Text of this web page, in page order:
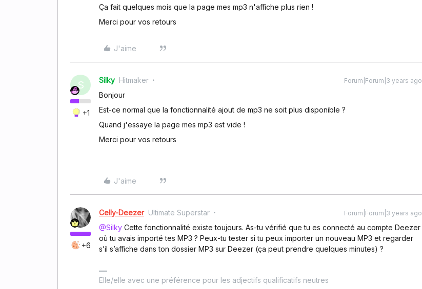
Ça fait quelques mois que la page mes mp3 n'affiche plus rien !
Merci pour vos retours
J'aime
S
+1
Silky Hitmaker Forum|Forum|3 years ago
Bonjour
Est-ce normal que la fonctionnalité ajout de mp3 ne soit plus disponible ?
Quand j'essaye la page mes mp3 est vide !
Merci pour vos retours
J'aime
+6
Celly-Deezer Ultimate Superstar Forum|Forum|3 years ago
@Silky Cette fonctionnalité existe toujours. As-tu vérifié que tu es connecté au compte Deezer
où tu avais importé tes MP3 ? Peux-tu tester si tu peux importer un nouveau MP3 et regarder
s’il s’affiche dans ton dossier MP3 sur Deezer (ça peut prendre quelques minutes) ?
Elle/elle avec une préférence pour les adjectifs qualificatifs neutres